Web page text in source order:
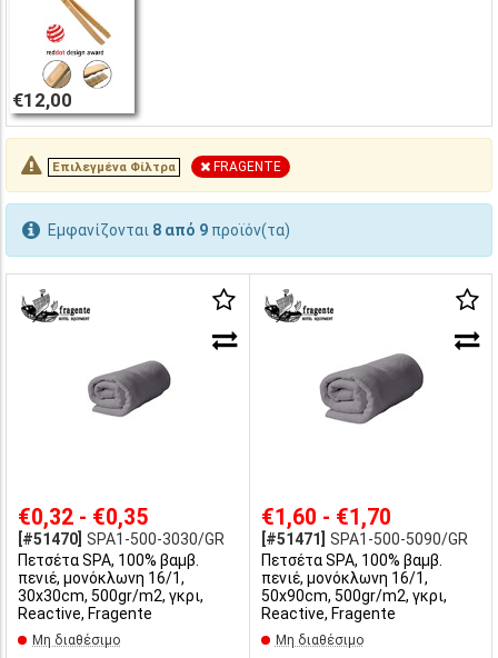
€12,00
Επιλεγμένα Φίλτρα FRAGENTE
Εμφανίζονται 8 από 9 προϊόν(τα)
€0,32 - €0,35
[#51470] SPA1-500-3030/GR
Πετσέτα SPA, 100% βαμβ.
πενιέ, μονόκλωνη 16/1,
30x30cm, 500gr/m2, γκρι,
Reactive, Fragente
Μη διαθέσιμο
€1,60 - €1,70
[#51471]
SPA1-500-5090/GR
Πετσέτα SPA, 100% βαμβ.
πενιέ, μονόκλωνη 16/1,
50x90cm, 500gr/m2, γκρι,
Reactive, Fragente
Μη διαθέσιμο